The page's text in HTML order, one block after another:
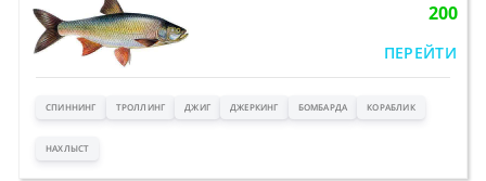
200
ПЕРЕЙТИ
СПИННИНГ ТРОЛЛИНГ ДЖИГ ДЖЕРКИНГ БОМБАРДА КОРАБЛИК
НАХЛЫСТ